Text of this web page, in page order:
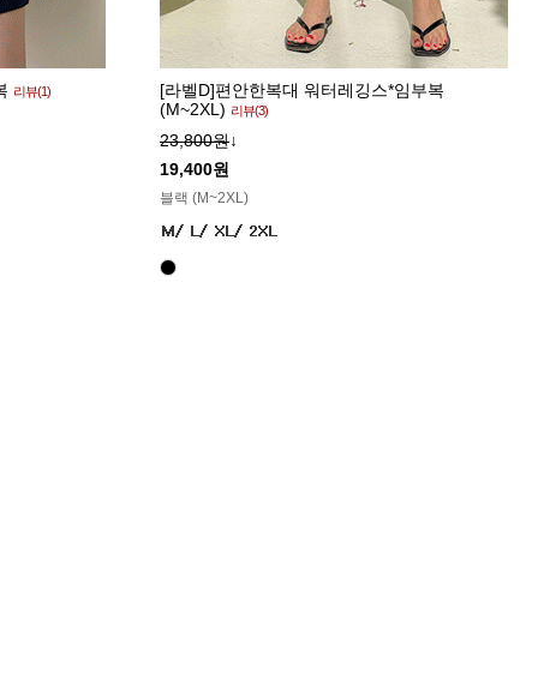
리뷰(1)
[라벨D]편안한복대 워터레깅스*임부복
(M~2XL) 리뷰(3)
23,800원↓
19,400원
블랙 (M~2XL)